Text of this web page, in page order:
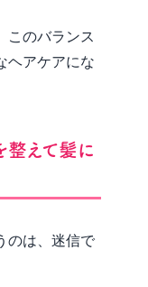
このバランス
ヘアケアにな
整えて髪に
のは、迷信で